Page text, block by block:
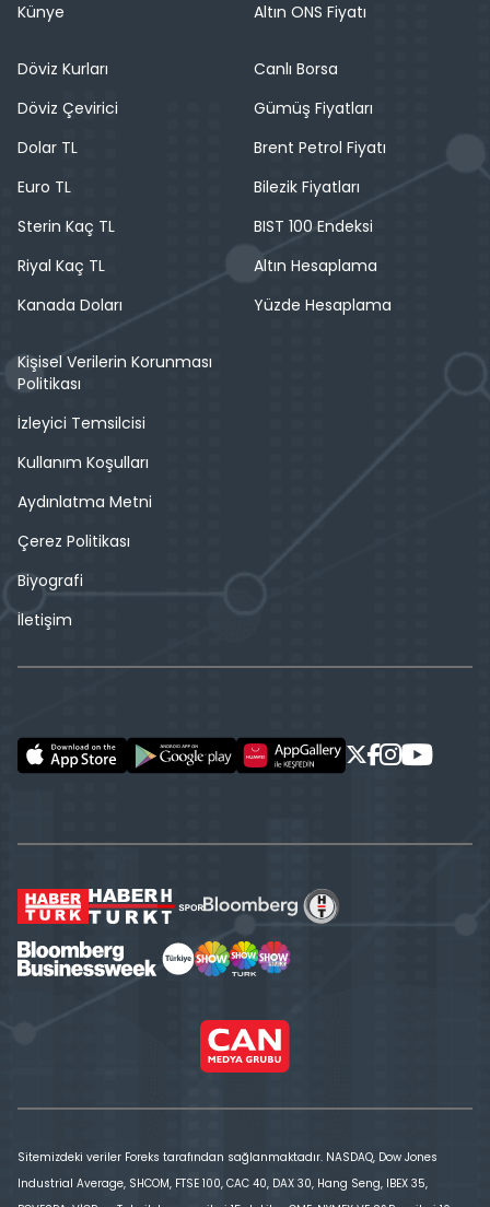
Künye
Altın ONS Fiyatı
Döviz Kurları
Döviz Çevirici
Dolar TL
Euro TL
Sterin Kaç TL
Riyal Kaç TL
Kanada Doları
Canlı Borsa
Gümüş Fiyatları
Brent Petrol Fiyatı
Bilezik Fiyatları
BIST 100 Endeksi
Altın Hesaplama
Yüzde Hesaplama
Kişisel Verilerin Korunması
Politikası
İzleyici Temsilcisi
Kullanım Koşulları
Aydınlatma Metni
Çerez Politikası
Biyografi
İletişim
Sitemizdeki veriler Foreks tarafından sağlanmaktadır. NASDAQ, Dow Jones
Industrial Average, SHCOM, FTSE 100, CAC 40, DAX 30, Hang Seng, IBEX 35,